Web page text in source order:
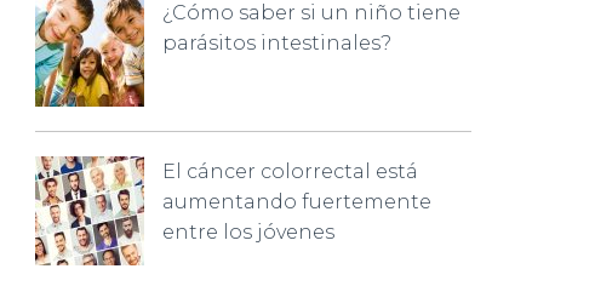
¿Cómo saber si un niño tiene
parásitos intestinales?
El cáncer colorrectal está
aumentando fuertemente
entre los jóvenes